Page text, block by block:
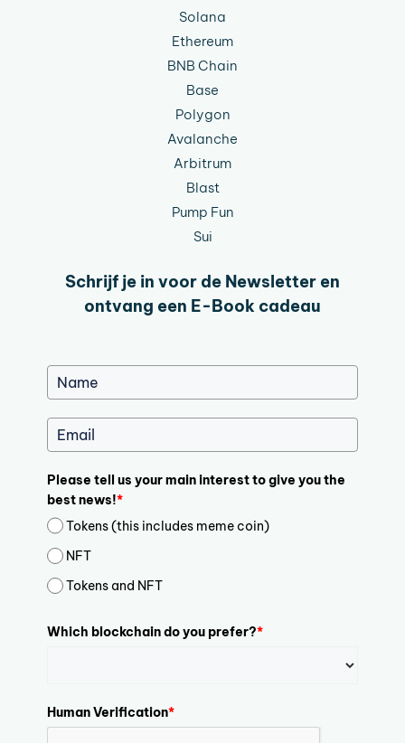
Solana
Ethereum
BNB Chain
Base
Polygon
Avalanche
Arbitrum
Blast
Pump Fun
Sui
Schrijf je in voor de Newsletter en
ontvang een E-Book cadeau
Please tell us your main interest to give you the
best news!*
Tokens (this includes meme coin)
NFT
Tokens and NFT
Which blockchain do you prefer?*
Human Verification*